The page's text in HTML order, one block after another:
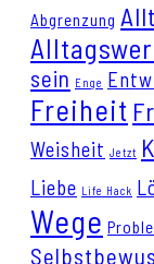
Abgrenzung
sein Enge
Freiheit
Weisheit Jetzt
Liebe Life Hack
Wege